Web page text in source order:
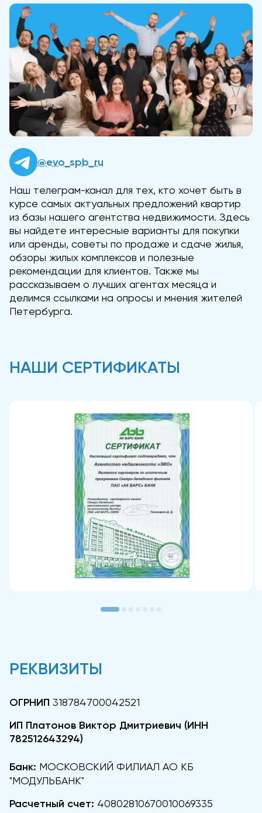
@evo_spb_ru
Наш телеграм-канал для тех, кто хочет быть в
курсе самых актуальных предложений квартир
из базы нашего агентства недвижимости. Здесь
вы найдете интересные варианты для покупки
или аренды, советы по продаже и сдаче жилья,
обзоры жилых комплексов и полезные
рекомендации для клиентов. Также мы
рассказываем о лучших агентах месяца и
делимся ссылками на опросы и мнения жителей
Петербурга.
НАШИ СЕРТИФИКАТЫ
РЕКВИЗИТЫ
ОГРНИП 318784700042521
ИП Платонов Виктор Дмитриевич (ИНН
782512643294)
Банк: МОСКОВСКИЙ ФИЛИАЛ АО КБ
"МОДУЛЬБАНК"
Расчетный счет: 40802810670010069335